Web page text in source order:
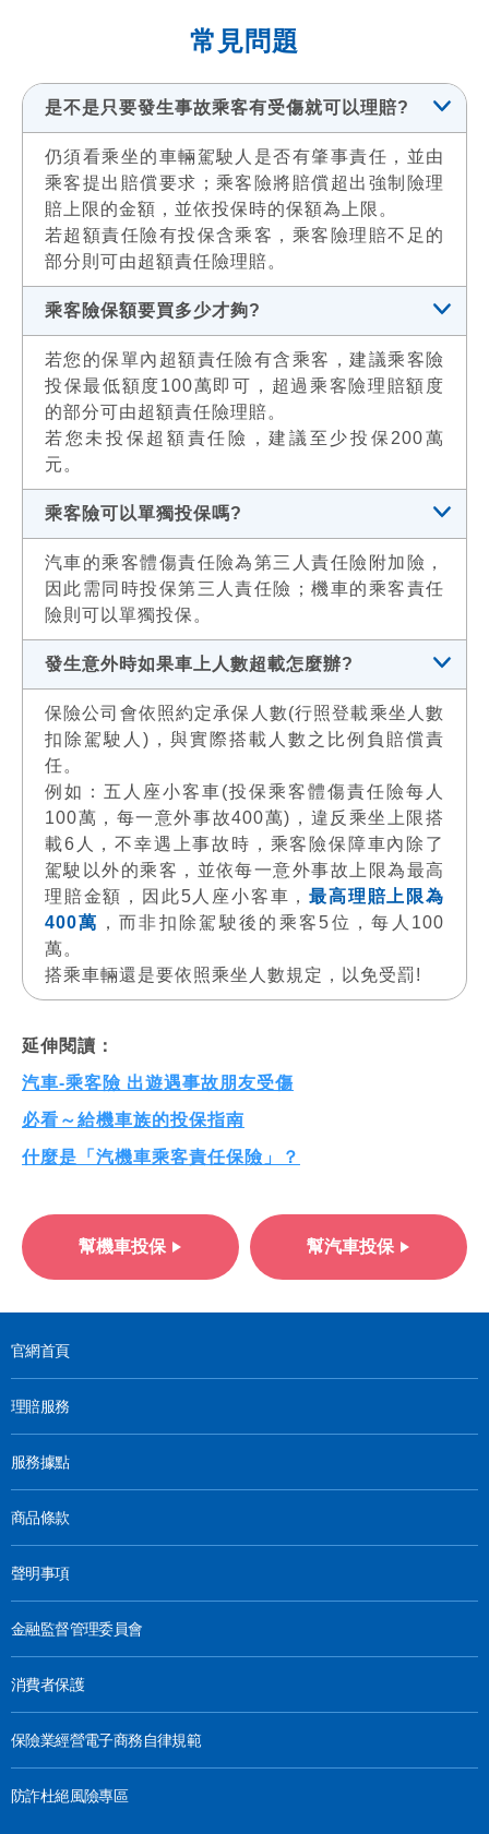
常見問題
是不是只要發生事故乘客有受傷就可以理賠?
仍須看乘坐的車輛駕駛人是否有肇事責任，並由
乘客提出賠償要求；乘客險將賠償超出強制險理
賠上限的金額，並依投保時的保額為上限。
若超額責任險有投保含乘客，乘客險理賠不足的
部分則可由超額責任險理賠。
乘客險保額要買多少才夠?
若您的保單內超額責任險有含乘客，建議乘客險
投保最低額度100萬即可，超過乘客險理賠額度
的部分可由超額責任險理賠。
若您未投保超額責任險，建議至少投保200萬
元。
乘客險可以單獨投保嗎?
汽車的乘客體傷責任險為第三人責任險附加險，
因此需同時投保第三人責任險；機車的乘客責任
險則可以單獨投保。
發生意外時如果車上人數超載怎麼辦?
保險公司會依照約定承保人數(行照登載乘坐人數
扣除駕駛人)，與實際搭載人數之比例負賠償責
任。
例如：五人座小客車(投保乘客體傷責任險每人
100萬，每一意外事故400萬)，違反乘坐上限搭
載6人，不幸遇上事故時，乘客險保障車內除了
駕駛以外的乘客，並依每一意外事故上限為最高
理賠金額，因此5人座小客車，最高理賠上限為
400萬 ，而非扣除駕駛後的乘客5位，每人100
萬。
搭乘車輛還是要依照乘坐人數規定，以免受罰!
延伸閱讀：
汽車-乘客險 出遊遇事故朋友受傷
必看～給機車族的投保指南
什麼是「汽機車乘客責任保險」？
幫機車投保 幫汽車投保
官網首頁
理賠服務
服務據點
商品條款
聲明事項
金融監督管理委員會
消費者保護
保險業經營電子商務自律規範
防詐杜絕風險專區